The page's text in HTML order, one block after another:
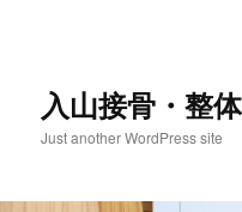
入山接骨・整
Just another WordPress site